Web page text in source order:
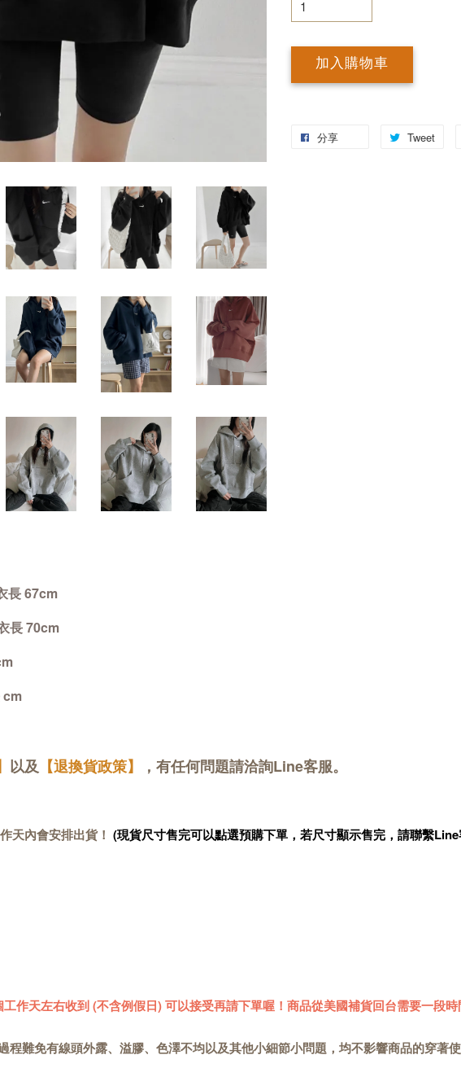
加入購物車
分享 Tweet
長 67cm
長 70cm
cm
以及 【退換貨政策】 ，有任何問題請洽詢Line客服。
天內會安排出貨！ (現貨尺寸售完可以點選預購下單，若尺寸顯示售完，請聯繫
作天左右收到 (不含例假日) 可以接受再請下單喔！商品從美國補貨回台需要一段時
程難免有線頭外露、溢膠、色澤不均以及其他小細節小問題，均不影響商品的穿著